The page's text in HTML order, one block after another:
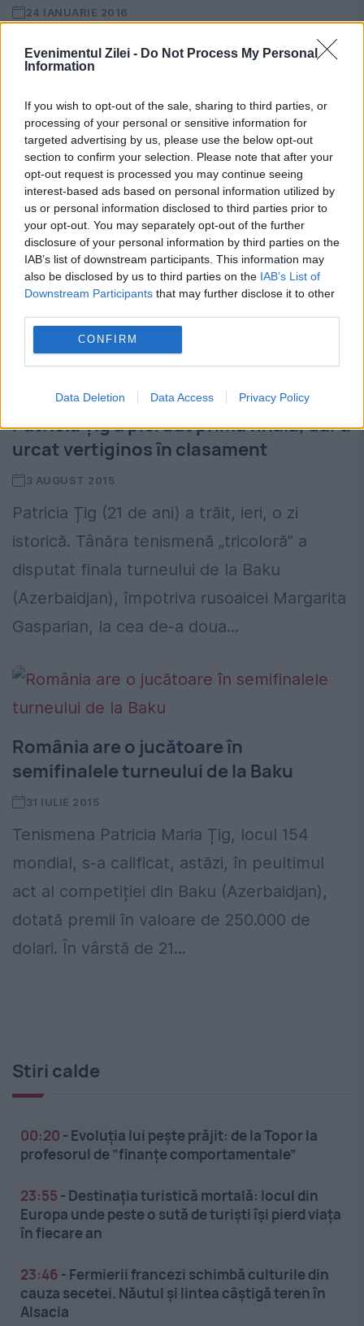
Evenimentul Zilei - Do Not Process My Personal
Information
If you wish to opt-out of the sale, sharing to third parties, or
processing of your personal or sensitive information for
targeted advertising by us, please use the below opt-out
section to confirm your selection. Please note that after your
opt-out request is processed you may continue seeing
interest-based ads based on personal information utilized by
us or personal information disclosed to third parties prior to
your opt-out. You may separately opt-out of the further
disclosure of your personal information by third parties on the
IAB’s list of downstream participants. This information may
also be disclosed by us to third parties on the IAB’s List of
Downstream Participants that may further disclose it to other
CONFIRM
Data Deletion Data Access Privacy Policy
24 IANUARIE 2016
Americanca Serena Williams, lider în
clasamentul WTA, și rusoaica Maria
Șarapova (4 WTA) se vor întâlni în sferturile
de finală ale întrecerii de la Australian
Open. Serena Williams a acces...
Patricia Țig a pierdut prima finală, dar a
urcat vertiginos în clasament
3 AUGUST 2015
Patricia Țig (21 de ani) a trăit, ieri, o zi
istorică. Tânăra tenismenă „tricoloră” a
disputat finala turneului de la Baku
(Azerbaidjan), împotriva rusoaicei Margarita
Gasparian, la cea de-a doua...
România are o jucătoare în
semifinalele turneului de la Baku
31 IULIE 2015
Tenismena Patricia Maria Țig, locul 154
mondial, s-a calificat, astăzi, în peultimul
act al competiției din Baku (Azerbaidjan),
dotată premii în valoare de 250.000 de
dolari. În vârstă de 21...
Stiri calde
00:20 - Evoluția lui pește prăjit: de la Topor la
profesorul de ”finanțe comportamentale”
23:55 - Destinația turistică mortală: locul din
Europa unde peste o sută de turiști își pierd viața
în fiecare an
23:46 - Fermierii francezi schimbă culturile din
cauza secetei. Năutul și lintea câștigă teren în
Alsacia